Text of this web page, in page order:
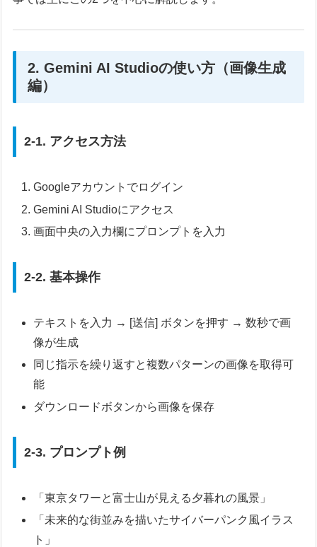
2. Gemini AI Studioの使い方（画像生成
編）
2-1. アクセス方法
Googleアカウントでログイン
Gemini AI Studioにアクセス
画面中央の入力欄にプロンプトを入力
2-2. 基本操作
テキストを入力 → [送信] ボタンを押す → 数秒で画
像が生成
同じ指示を繰り返すと複数パターンの画像を取得可
能
ダウンロードボタンから画像を保存
2-3. プロンプト例
「東京タワーと富士山が見える夕暮れの風景」
「未来的な街並みを描いたサイバーパンク風イラス
ト」